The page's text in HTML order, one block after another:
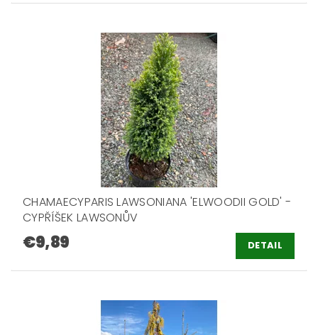
CHAMAECYPARIS LAWSONIANA 'ELWOODII GOLD' -
CYPŘÍŠEK LAWSONŮV
€9,89 DETAIL